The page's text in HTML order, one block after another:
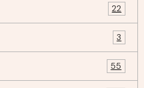
22
3
55